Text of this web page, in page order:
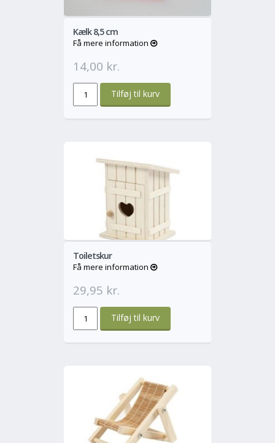
Kælk 8,5 cm
Få mere information
14,00 kr.
Toiletskur
Få mere information
29,95 kr.